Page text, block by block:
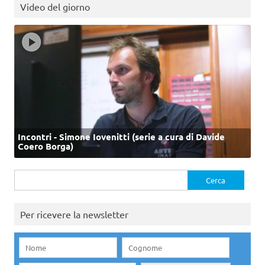
Video del giorno
Incontri - Simone Iovenitti (serie a cura di Davide
Coero Borga)
per:
Per ricevere la newsletter